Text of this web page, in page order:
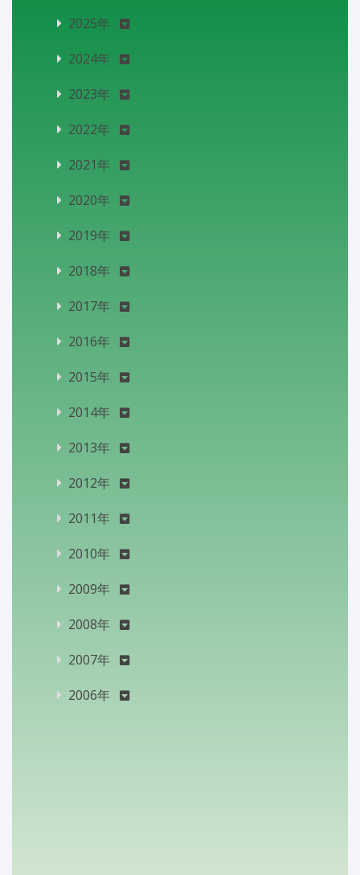
2025年
2024年
2023年
2022年
2021年
2020年
2019年
2018年
2017年
2016年
2015年
2014年
2013年
2012年
2011年
2010年
2009年
2008年
2007年
2006年